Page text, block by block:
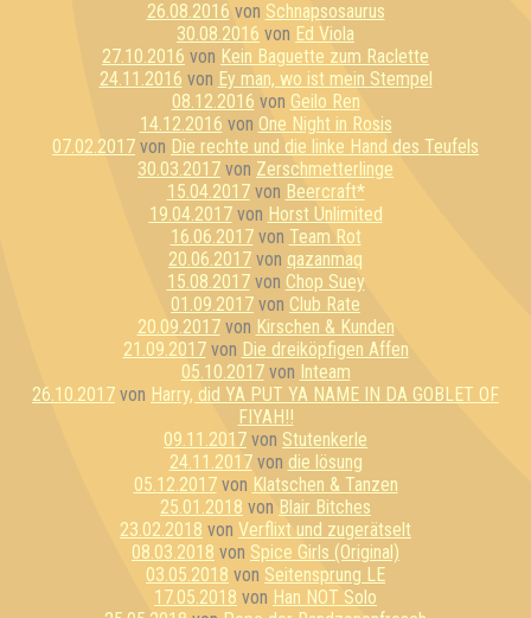
26.08.2016 von Schnapsosaurus
30.08.2016 von Ed Viola
27.10.2016 von Kein Baguette zum Raclette
24.11.2016 von Ey man, wo ist mein Stempel
08.12.2016 von Geilo Ren
14.12.2016 von One Night in Rosis
07.02.2017 von Die rechte und die linke Hand des Teufels
30.03.2017 von Zerschmetterlinge
15.04.2017von Beercraft*
19.04.2017von Horst Unlimited
16.06.2017von Team Rot
20.06.2017 von qazanmaq
15.08.2017von Chop Suey
01.09.2017 von Club Rate
20.09.2017von Kirschen & Kunden
21.09.2017von Die dreiköpfigen Affen
05.10.2017von Inteam
26.10.2017 von Harry, did YA PUT YA NAME IN DA GOBLET OF
FIYAH!!
09.11.2017 von Stutenkerle
24.11.2017von die lösung
05.12.2017von Klatschen & Tanzen
25.01.2018 von Blair Bitches
23.02.2018 von Verflixt und zugerätselt
08.03.2018 von Spice Girls (Original)
03.05.2018 von Seitensprung LE
17.05.2018 von Han NOT Solo